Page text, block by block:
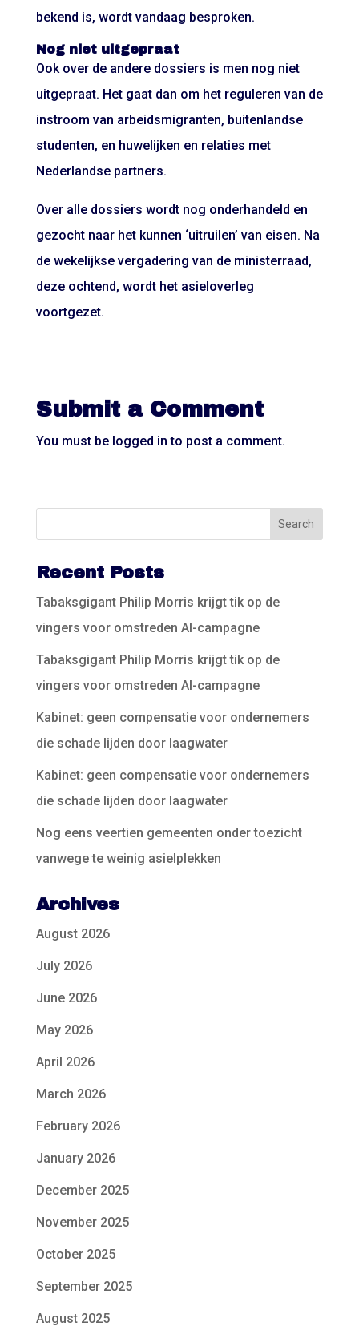
bekend is, wordt vandaag besproken.
Nog niet uitgepraat
Ook over de andere dossiers is men nog niet
uitgepraat. Het gaat dan om het reguleren van de
instroom van arbeidsmigranten, buitenlandse
studenten, en huwelijken en relaties met
Nederlandse partners.
Over alle dossiers wordt nog onderhandeld en
gezocht naar het kunnen ‘uitruilen’ van eisen. Na
de wekelijkse vergadering van de ministerraad,
deze ochtend, wordt het asieloverleg
voortgezet.
Submit a Comment
You must be logged in to post a comment.
Recent Posts
Tabaksgigant Philip Morris krijgt tik op de
vingers voor omstreden AI-campagne
Tabaksgigant Philip Morris krijgt tik op de
vingers voor omstreden AI-campagne
Kabinet: geen compensatie voor ondernemers
die schade lijden door laagwater
Kabinet: geen compensatie voor ondernemers
die schade lijden door laagwater
Nog eens veertien gemeenten onder toezicht
vanwege te weinig asielplekken
Archives
August 2026
July 2026
June 2026
May 2026
April 2026
March 2026
February 2026
January 2026
December 2025
November 2025
October 2025
September 2025
August 2025